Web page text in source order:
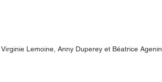
Virginie Lemoine, Anny Duperey et Béatrice Agenin